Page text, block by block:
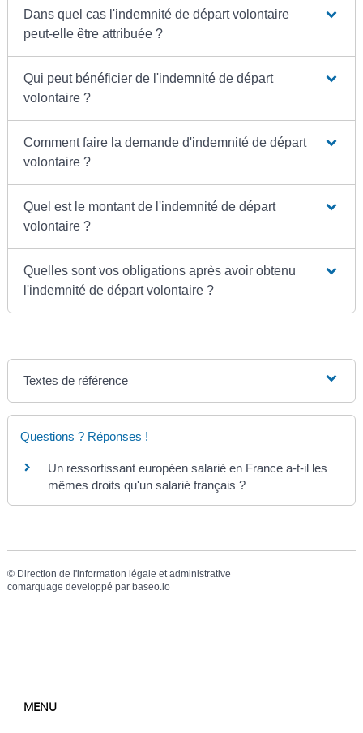
Dans quel cas l'indemnité de départ volontaire
peut-elle être attribuée ?
Qui peut bénéficier de l'indemnité de départ
volontaire ?
Comment faire la demande d'indemnité de départ
volontaire ?
Quel est le montant de l'indemnité de départ
volontaire ?
Quelles sont vos obligations après avoir obtenu
l'indemnité de départ volontaire ?
Textes de référence
Questions ? Réponses !
Un ressortissant européen salarié en France a-t-il les
mêmes droits qu'un salarié français ?
© Direction de l'information légale et administrative
comarquage developpé par baseo.io
MENU